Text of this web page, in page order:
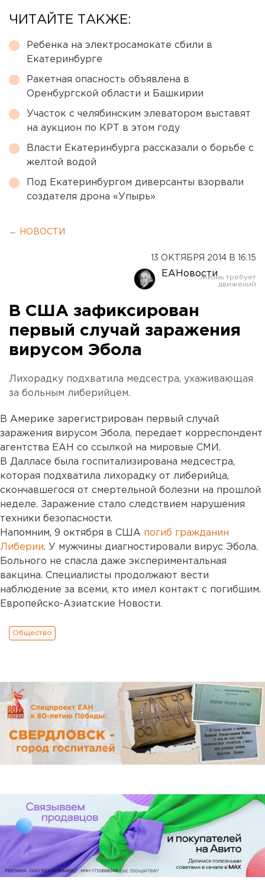
ЧИТАЙТЕ ТАКЖЕ:
Ребенка на электросамокате сбили в
Екатеринбурге
Ракетная опасность объявлена в
Оренбургской области и Башкирии
Участок с челябинским элеватором выставят
на аукцион по КРТ в этом году
Власти Екатеринбурга рассказали о борьбе с
желтой водой
Под Екатеринбургом диверсанты взорвали
создателя дрона «Упырь»
← НОВОСТИ
13 ОКТЯБРЯ 2014 В 16:15
ЕАНовости
В США зафиксирован
первый случай заражения
вирусом Эбола
Лихорадку подхватила медсестра, ухаживающая
за больным либерийцем.
В Америке зарегистрирован первый случай
заражения вирусом Эбола, передает корреспондент
агентства ЕАН со ссылкой на мировые СМИ.
В Далласе была госпитализирована медсестра,
которая подхватила лихорадку от либерийца,
скончавшегося от смертельной болезни на прошлой
неделе. Заражение стало следствием нарушения
техники безопасности.
Напомним, 9 октября в США погиб гражданин
Либерии. У мужчины диагностировали вирус Эбола.
Больного не спасла даже экспериментальная
вакцина. Специалисты продолжают вести
наблюдение за всеми, кто имел контакт с погибшим.
Европейско-Азиатские Новости.
Общество